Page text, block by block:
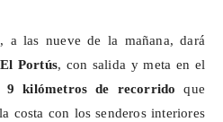
a las nueve de la mañana, dará
Portús, con salida y meta en el
9 kilómetros de recorrido que
costa con los senderos interiores